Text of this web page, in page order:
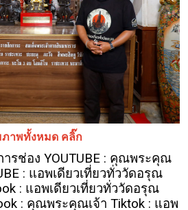
าพทั้งหมด คลิ๊ก
ารช่อง YOUTUBE : คุณพระคุณ
: แอพเดียวเที่ยวทั่ววัดอรุณ
: แอพเดียวเที่ยวทั่ววัดอรุณ
: คุณพระคุณเจ้า Tiktok : แอพ